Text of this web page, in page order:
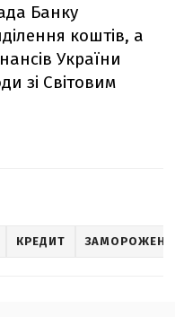
Банку
коштів, а
України
зі Світовим
КРЕДИТ ЗАМОРОЖЕНІ